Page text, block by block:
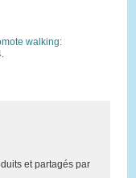
walking:
et partagés par